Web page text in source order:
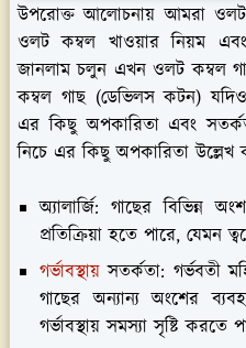
উপরোক্ত আলোচনায় আমরা ওলট
ওলট কম্বল খাওয়ার নিয়ম
জানলাম চলুন এখন ওলট কম্বল
কম্বল গাছ (ডেভিলস কটন)
এর কিছু অপকারিতা এবং
নিচে এর কিছু অপকারিতা
অ্যালার্জি: গাছের বিভিন্ন
প্রতিক্রিয়া হতে পারে, যেমন
গর্ভাবস্থায় সতর্কতা: গর্ভবতী
গাছের অন্যান্য অংশের
গর্ভাবস্থায় সমস্যা সৃষ্টি করতে